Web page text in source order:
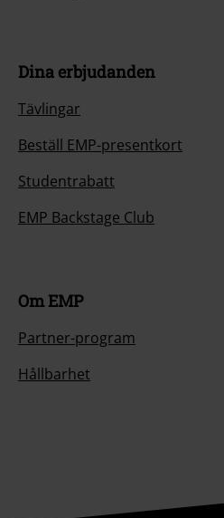
Dina erbjudanden
Tävlingar
Beställ EMP-presentkort
Studentrabatt
EMP Backstage Club
Om EMP
Partner-program
Hållbarhet